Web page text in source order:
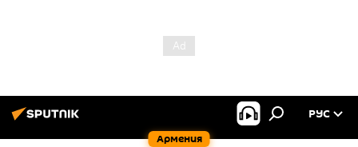
Армения
РУС